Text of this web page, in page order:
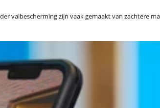
valbescherming zijn vaak gemaakt van zachtere